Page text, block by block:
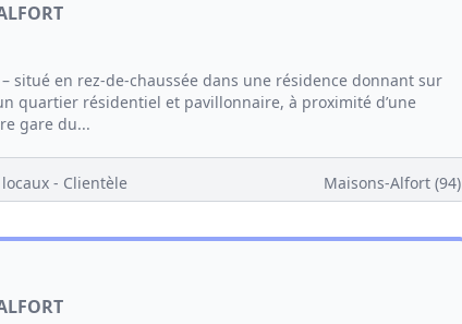
– situé en rez-de-chaussée dans une résidence donnant sur
quartier résidentiel et pavillonnaire, à proximité d’une
gare du...
- Clientèle Maisons-Alfort (94)